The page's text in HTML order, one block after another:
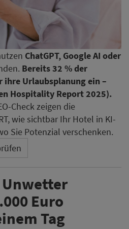
ChatGPT, Google AI oder
Bereits 32 % der
ihre Urlaubsplanung ein –
Hospitality Report 2025).
Check zeigen die
wie sichtbar Ihr Hotel in KI-
Sie Potenzial verschenken.
Euro
Tag